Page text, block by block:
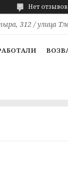
Нет отзывов,
312 / улица